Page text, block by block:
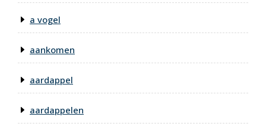
a vogel
aankomen
aardappel
aardappelen